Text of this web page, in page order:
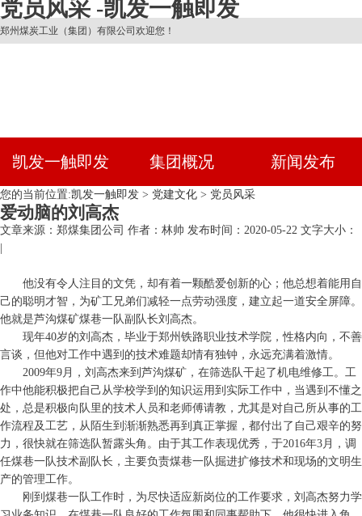
党员风采 -凯发一触即发
郑州煤炭工业（集团）有限公司欢迎您！
凯发一触即发 集团概况 新闻发布
您的当前位置:凯发一触即发 > 党建文化 > 党员风采
爱动脑的刘高杰
文章来源：郑煤集团公司 作者：林帅 发布时间：2020-05-22 文字大小：
他没有令人注目的文凭，却有着一颗酷爱创新的心；他总想着能用自
己的聪明才智，为矿工兄弟们减轻一点劳动强度，建立起一道安全屏障。
他就是芦沟煤矿煤巷一队副队长刘高杰。
现年40岁的刘高杰，毕业于郑州铁路职业技术学院，性格内向，不善
言谈，但他对工作中遇到的技术难题却情有独钟，永远充满着激情。
2009年9月，刘高杰来到芦沟煤矿，在筛选队干起了机电维修工。工
作中他能积极把自己从学校学到的知识运用到实际工作中，当遇到不懂之
处，总是积极向队里的技术人员和老师傅请教，尤其是对自己所从事的工
作流程及工艺，从陌生到渐渐熟悉再到真正掌握，都付出了自己艰辛的努
力，很快就在筛选队暂露头角。由于其工作表现优秀，于2016年3月，调
任煤巷一队技术副队长，主要负责煤巷一队掘进扩修技术和现场的文明生
产的管理工作。
刚到煤巷一队工作时，为尽快适应新岗位的工作要求，刘高杰努力学